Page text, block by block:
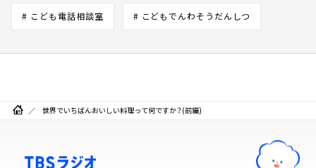
# こども電話相談室 # こどもでんわそうだんしつ
世界でいちばんおいしい料理って何ですか？(前編)